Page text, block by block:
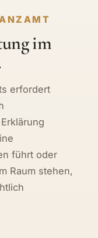
im
erfordert
führt oder
Raum stehen,